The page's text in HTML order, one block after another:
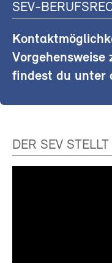
SEV-
findest du unter
DER SEV